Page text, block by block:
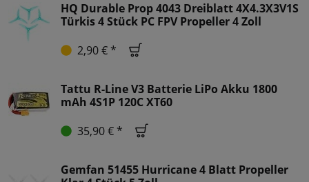
HQ Durable Prop 4043 Dreiblatt 4X4.3X3V1S
Türkis 4 Stück PC FPV Propeller 4 Zoll
2,90 € *
Tattu R-Line V3 Batterie LiPo Akku 1800
mAh 4S1P 120C XT60
35,90 € *
Gemfan 51455 Hurricane 4 Blatt Propeller